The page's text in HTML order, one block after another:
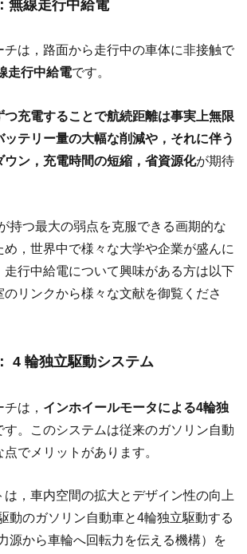
無線走行中給電
チは，路面から走行中の車体に非接触で
走行中給電です。
つ充電することで航続距離は事実上無限
ッテリー量の大幅な削減や，それに伴う
ウン，充電時間の短縮，省資源化が期待
持つ最大の弱点を克服できる画期的な
め，世界中で様々な大学や企業が盛んに
走行中給電について興味がある方は以下
リンクから様々な文献を御覧くださ
4 輪独立駆動システム
は， インホイールモータによる4輪独
す。このシステムは従来のガソリン自動
でメリットがあります。
，車内空間の拡大とデザイン性の向上
動のガソリン自動車と4輪独立駆動する
源から車輪へ回転力を伝える機構）を